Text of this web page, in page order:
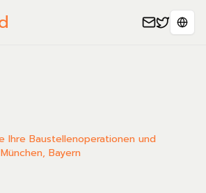
Ihre Baustellenoperationen und
Bayern